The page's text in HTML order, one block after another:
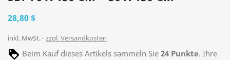
28,80 $
inkl. MwSt. zzgl. Versandkosten
Beim Kauf dieses Artikels sammeln Sie 24 Punkte. Ihre